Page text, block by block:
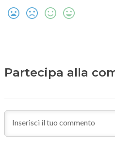
Partecipa alla